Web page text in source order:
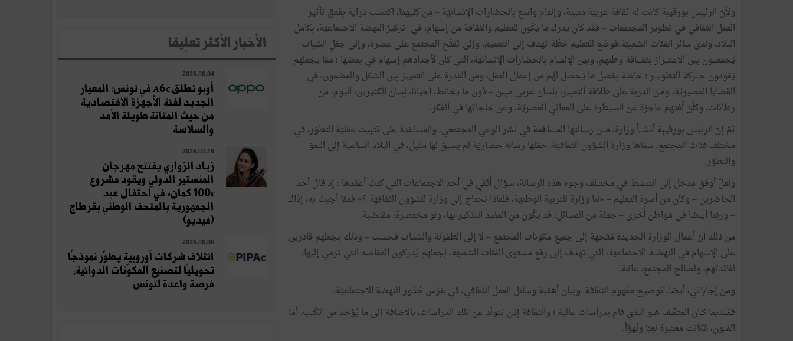
ولأنّ الرئيس بورڨيبة كانت له ثقافة عربيّة متينة، وإلمام واسع بالحضارات الإنسانيّة – مِن كِليهما، اكتسب دراية بعُمق تأثير
العمل الثقافي في تطوير المجتمعات – فقد كان يدرك ما يكُون للتعليم والثقافة من إسهام، في تركيز النهضة الاجتماعيّة، بكامل
البلاد، ولدى سائر الفئات الشعبيّة.فوضَع للتعليم خطّة تهدف إلى التعميم، وإلى تَفتُّح المجتمع على عصره، وإلى جعْلِ الشباب
يَجمعـــون بين الاعتـــزاز بثقــــافة وطنهم، وبين الإلمـــام بالحضارات الإنسانيّة، التي كان لأجدادهم إسهام في بعضها ؛ ممّا يجْعلهم
يَقودون حـــركة التطويـــر : خاصّة بفضل ما يَحصل لهُم من إعمال العقل، ومن القدرة على التمييز بين الشكل والمضمون، في
القضايا المصيريّة، ومـن الدربة على طلاقة التعبير، بلسان عربي مبين – دُون ما يخالط، أحيانا، لِسان الكثيرين، اليوم، من
رطانات، وكأنّ لُغتهم عاجزة عن السيطرة على المعاني العصريّة، وعن خلجاتها في الفكر.
ثمّ إنّ الرئيس بورڨيبة أنشـــأ وزارة، مـــن رسالتها المساهَمة في نشر الوعي المجتمعي، والمساعَدة على تثبيت عقليّة التطوّر، في
مختلف فئات المجتمع، سمّاها وزارة الشؤون الثقافيّة، حمّلها رسالة حضاريّة لم يسبق لها مثيل، في البلاد الساعية إلى النموّ
والتطوّر.
ولعلّ أوفق مدخل إلى التبسّط في مختــلف وجوه هذه الرسالة، سؤال أُلقي في أحد الاجتماعات التي كنتُ أعقدها : إذ قال أحد
الحاضرين – وكان من أسرة التعليم – «لنا وزارة للتربية الوطنيّة، فلماذا نحتاج إلى وزارة للشؤون الثقافيّة ؟».فممّا أجبتُ به، إذّاك
– وربّما أيــضا في مَواطن أُخرى – جملة من المسائل، قد يكُون من المفيد التذكير بها، ولو مختصرة، مقتضبة.
من ذلك أنّ أعمال الوزارة الجديدة مُتّجهة إلى جميع مكوّنات المجتمع – لا إلى الطفولة والشبـاب فحسب – وذلك بجعلهم قادرين
على الإسهام في النهضــة الاجتماعيّة، التي تهدف إلى رفع مستوى الفئات الشعبيّة، لِجعلهم يُدركون المقاصد التي ترمي إليها،
لفائدتهم، ولصالح المجتمع، عامّة.
ومن إجاباتي، أيضا، توضيح مفهوم الثقافة، وبيان أهمّية وسائل العمل الثقافي، في غرْس جُذور النهضة الاجتماعيّة.
فقـــديما كــان المثقّــف هــو الــذي قام بدراسات عالية ؛ والثقافة إذن تتولّد عن تلك الدراسات، بالإضافة إلى ما يُؤخذ من الكُتب. أمّا
الفنون، فكانت معتبرة لعِبًا ولَهوًاً.
الأخبار الأكثر تعلِيقا
2026.08.04
أوبو تطلق A6c في تونس: المعيار
الجديد لفئة الأجهزة الاقتصادية
من حيث المتانة طويلة الأمد
والسلاسة
2026.07.19
زياد الزواري يفتتح مهرجان
المنستير الدولي ويقود مشروع
«100 كمان» في احتفال عيد
الجمهورية بالمتحف الوطني بقرطاج
(فيديو)
2026.08.06
ائتلاف شركات أوروبية يطوّر نموذجًا
تحويليًا لتصنيع المكوّنات الدوائية،
فرصة واعدة لتونس